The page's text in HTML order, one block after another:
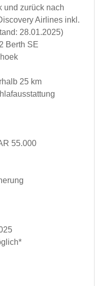
und zurück nach
Airlines inkl.
28.01.2025)
Berth SE
25 km
55.000